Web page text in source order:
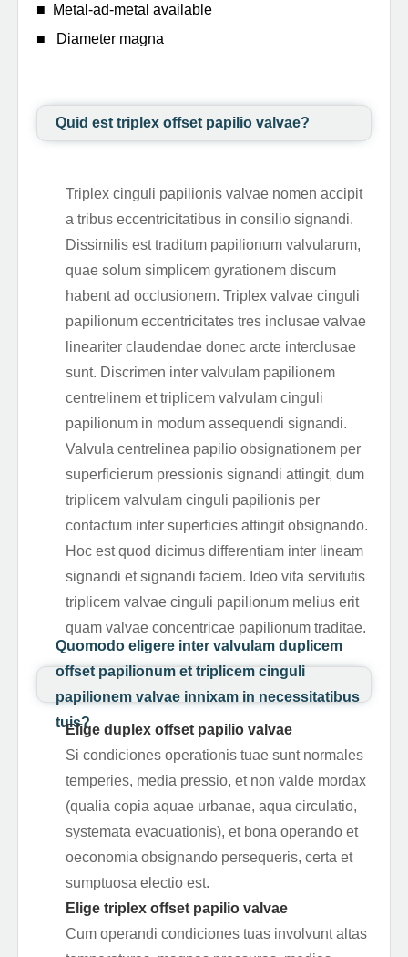
■ Metal-ad-metal available
■ Diameter magna
Quid est triplex offset papilio valvae?
Triplex cinguli papilionis valvae nomen accipit
a tribus eccentricitatibus in consilio signandi.
Dissimilis est traditum papilionum valvularum,
quae solum simplicem gyrationem discum
habent ad occlusionem. Triplex valvae cinguli
papilionum eccentricitates tres inclusae valvae
lineariter claudendae donec arcte interclusae
sunt. Discrimen inter valvulam papilionem
centrelinem et triplicem valvulam cinguli
papilionum in modum assequendi signandi.
Valvula centrelinea papilio obsignationem per
superficierum pressionis signandi attingit, dum
triplicem valvulam cinguli papilionis per
contactum inter superficies attingit obsignando.
Hoc est quod dicimus differentiam inter lineam
signandi et signandi faciem. Ideo vita servitutis
triplicem valvae cinguli papilionum melius erit
quam valvae concentricae papilionum traditae.
Quomodo eligere inter valvulam duplicem
offset papilionum et triplicem cinguli
papilionem valvae innixam in necessitatibus
tuis?
Elige duplex offset papilio valvae
Si condiciones operationis tuae sunt normales
temperies, media pressio, et non valde mordax
(qualia copia aquae urbanae, aqua circulatio,
systemata evacuationis), et bona operando et
oeconomia obsignando persequeris, certa et
sumptuosa electio est.
Elige triplex offset papilio valvae
Cum operandi condiciones tuas involvunt altas